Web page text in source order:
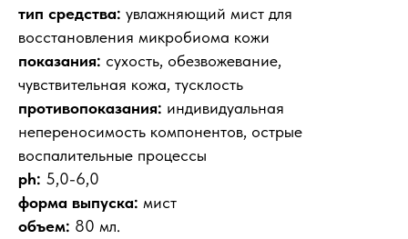
тип средства: увлажняющий мист для
восстановления микробиома кожи
показания: сухость, обезвожевание,
чувствительная кожа, тусклость
противопоказания: индивидуальная
непереносимость компонентов, острые
воспалительные процессы
ph: 5,0-6,0
форма выпуска: мист
объем: 80 мл.